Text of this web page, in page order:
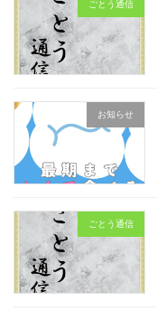
ごとう通信
お知らせ
ごとう通信